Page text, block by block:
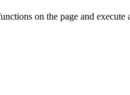
on the page and